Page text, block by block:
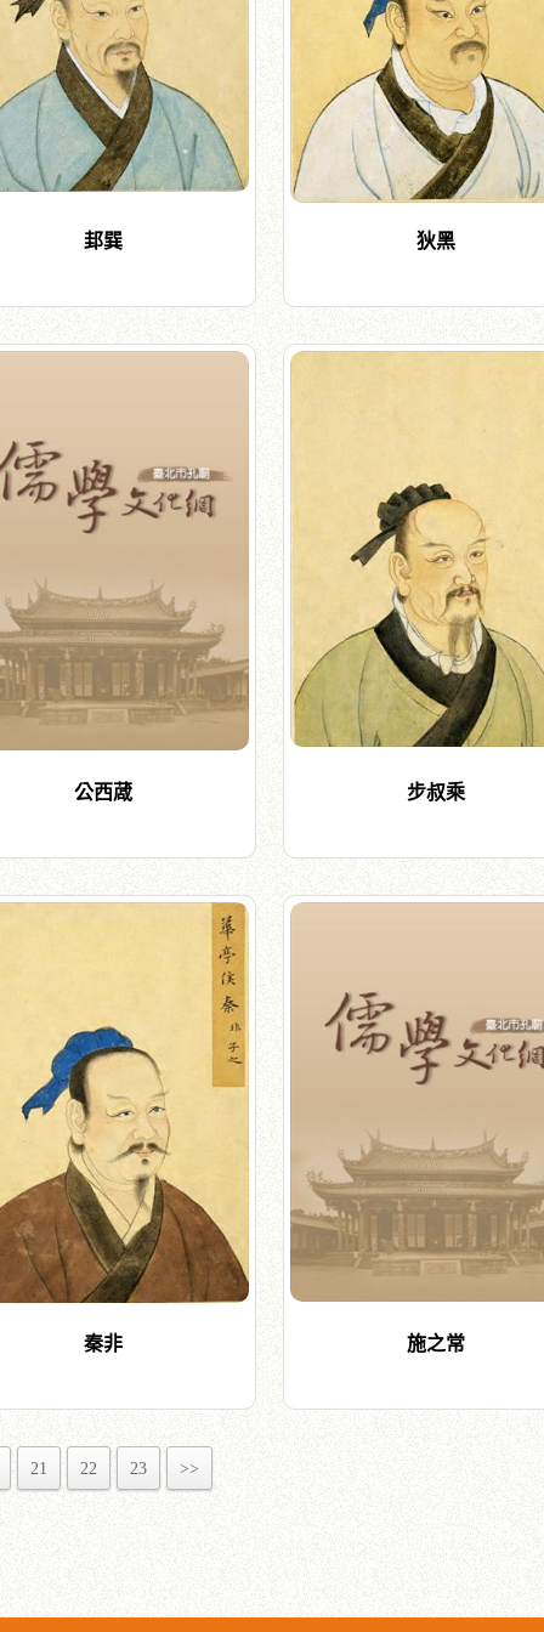
邽巽 狄黑
公西蒧 步叔乘
秦非 施之常
21 22 23 >>